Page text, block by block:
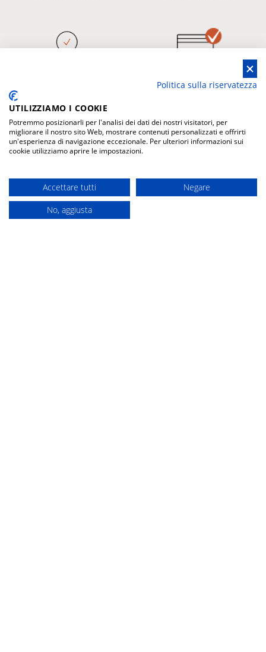
Acquista
Pagamenti sicuri e controllati
NOI SPEDIAMO CON
Politica sulla riservatezza
UTILIZZIAMO I COOKIE
Potremmo posizionarli per l'analisi dei dati dei nostri visitatori, per
migliorare il nostro sito Web, mostrare contenuti personalizzati e offrirti
un'esperienza di navigazione eccezionale. Per ulteriori informazioni sui
cookie utilizziamo aprire le impostazioni.
Accettare tutti
Negare
No, aggiusta